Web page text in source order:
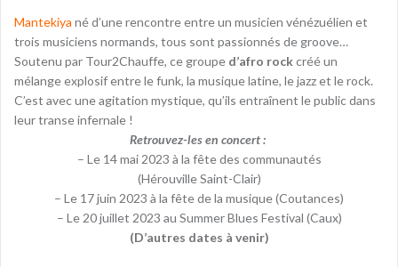
Mantekiya né d’une rencontre entre un musicien vénézuélien et
trois musiciens normands, tous sont passionnés de groove…
Soutenu par Tour2Chauffe, ce groupe d’afro rockcréé un
mélange explosif entre le funk, la musique latine, le jazz et le rock.
C’est avec une agitation mystique, qu’ils entraînent le public dans
leur transe infernale !
Retrouvez-les en concert :
– Le 14 mai 2023 à la fête des communautés
(Hérouville Saint-Clair)
– Le 17 juin 2023 à la fête de la musique (Coutances)
– Le 20 juillet 2023 au Summer Blues Festival (Caux)
(D’autres dates à venir)